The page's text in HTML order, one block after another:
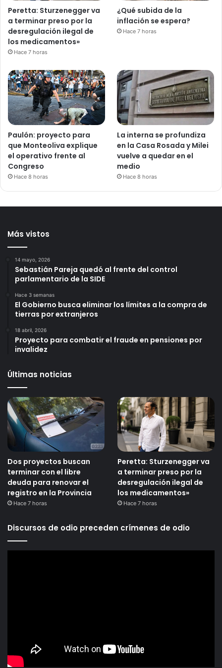
Peretta: Sturzenegger va
a terminar preso por la
desregulación ilegal de
los medicamentos»
Hace 7 horas
¿Qué subida de la
inflación se espera?
Hace 7 horas
Paulón: proyecto para
que Monteoliva explique
el operativo frente al
Congreso
Hace 8 horas
La interna se profundiza
en la Casa Rosada y Milei
vuelve a quedar en el
medio
Hace 8 horas
Más vistos
14 mayo, 2026
Sebastián Pareja quedó al frente del control
parlamentario de la SIDE
Hace 3 semanas
El Gobierno busca eliminar los límites a la compra de
tierras por extranjeros
18 abril, 2026
Proyecto para combatir el fraude en pensiones por
invalidez
Últimas noticias
Dos proyectos buscan
terminar con el libre
deuda para renovar el
registro en la Provincia
Hace 7 horas
Peretta: Sturzenegger va
a terminar preso por la
desregulación ilegal de
los medicamentos»
Hace 7 horas
Discursos de odio preceden crímenes de odio